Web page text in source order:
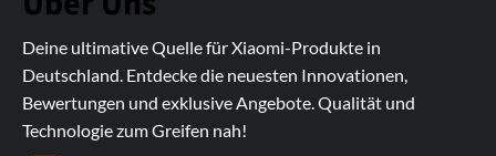
Deine ultimative Quelle für Xiaomi-Produkte in
Deutschland. Entdecke die neuesten Innovationen,
Bewertungen und exklusive Angebote. Qualität und
Technologie zum Greifen nah!